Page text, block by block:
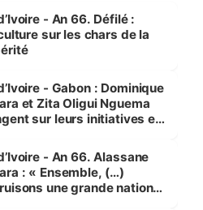
- An 66. Défilé :
sur les chars de la
- Gabon : Dominique
et Zita Oligui Nguema
sur leurs initiatives en
- An 66. Alassane
: « Ensemble, (…)
une grande nation